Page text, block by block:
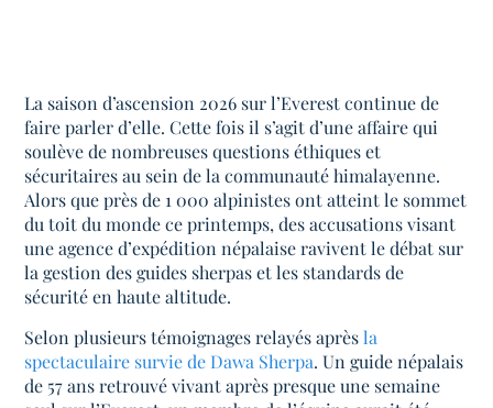
La saison d’ascension 2026 sur l’Everest continue de
faire parler d’elle. Cette fois il s’agit d’une affaire qui
soulève de nombreuses questions éthiques et
sécuritaires au sein de la communauté himalayenne.
Alors que près de 1 000 alpinistes ont atteint le sommet
du toit du monde ce printemps, des accusations visant
une agence d’expédition népalaise ravivent le débat sur
la gestion des guides sherpas et les standards de
sécurité en haute altitude.
Selon plusieurs témoignages relayés aprèsla
spectaculaire survie de Dawa Sherpa. Un guide népalais
de 57 ans retrouvé vivant après presque une semaine